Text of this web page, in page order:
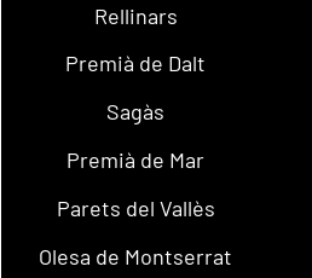
Rellinars
Premià de Dalt
Sagàs
Premià de Mar
Parets del Vallès
Olesa de Montserrat